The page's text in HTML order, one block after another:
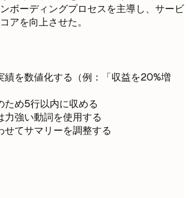
ボーディングプロセスを主導し、サービ
アを向上させた。
績を数値化する（例：「収益を20%増
ため5行以内に収める
力強い動詞を使用する
せてサマリーを調整する